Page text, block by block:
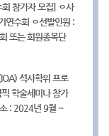
채용 즉시 근무가
능통자 4. 접수기
2024. 6. 26.(수) ~
19:00)까지 * 신
고문 참고) 작성 후
:
담당자: 유고은 대
포츠정보센터 채
명 3) 지원서 접수:
~ 4.19.(금) 17:00
월) 17:00 까지
화)~ 6)
교 국제스포츠행정
2984) 자세한 사항
교육연수정보 게시
다. * 국제스포츠정
참가자 모집] ㅇ사
연수회 ㅇ선발인원 :
또는 회원종목단
정규과정 이수
일(금) / 그리스, 아
체육회 모집기간 :
일(목) *IOA 접수
(금) (개별신청) 자
석사학위 프로
학술세미나 참가
: 2024년 9월 ~
가대상 : 학사학위